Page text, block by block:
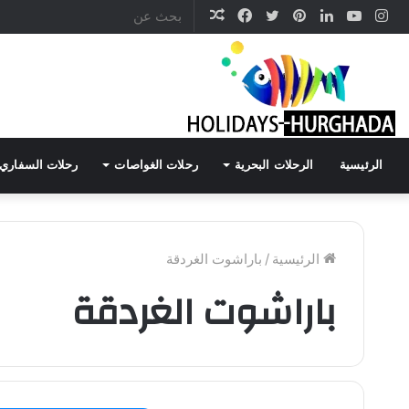
مقالفيسبوك تويتر
بينتيريستلينكدإن يوتيوب
انستقرام
الرئيسية الرحلات البحرية رحلات الغواصات رحلات السفاري
الرئيسية / باراشوت الغردقة
باراشوت الغردقة